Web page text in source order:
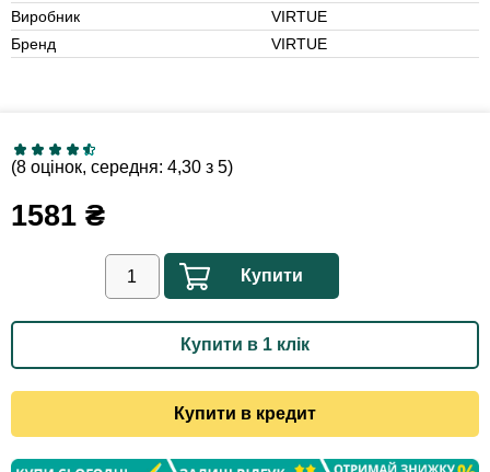
Виробник
VIRTUE
Бренд
VIRTUE
(8 оцінок, середня: 4,30 з 5)
1581 ₴
Купити
Купити в 1 клік
Купити в кредит